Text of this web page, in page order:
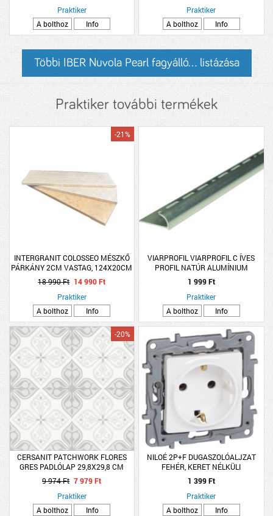
Praktiker
A bolthoz
Info
Praktiker
A bolthoz
Info
Többi IBER Nuvola Pearl fagyálló... listázása
Praktiker további termékek
INTERGRANIT COLOSSEO MÉSZKŐ
PÁRKÁNY 2CM VASTAG, 124X20CM
-21%
18 990 Ft 14 990 Ft
Praktiker
A bolthoz
Info
VIARPROFIL VIARPROFIL C ÍVES
PROFIL NATÚR ALUMÍNIUM
10MMX2,5M
1 999 Ft
Praktiker
A bolthoz
Info
CERSANIT PATCHWORK FLORES
GRES PADLÓLAP 29,8X29,8 CM
VILÁGOSSZÜRKE 1,33M2/CSOMAG,
PEI4, FAGYÁLLÓ
-20%
9 974 Ft 7 979 Ft
Praktiker
A bolthoz
Info
NILOÉ 2P+F DUGASZOLÓALJZAT
FEHÉR, KERET NÉLKÜLI
1 399 Ft
Praktiker
A bolthoz
Info